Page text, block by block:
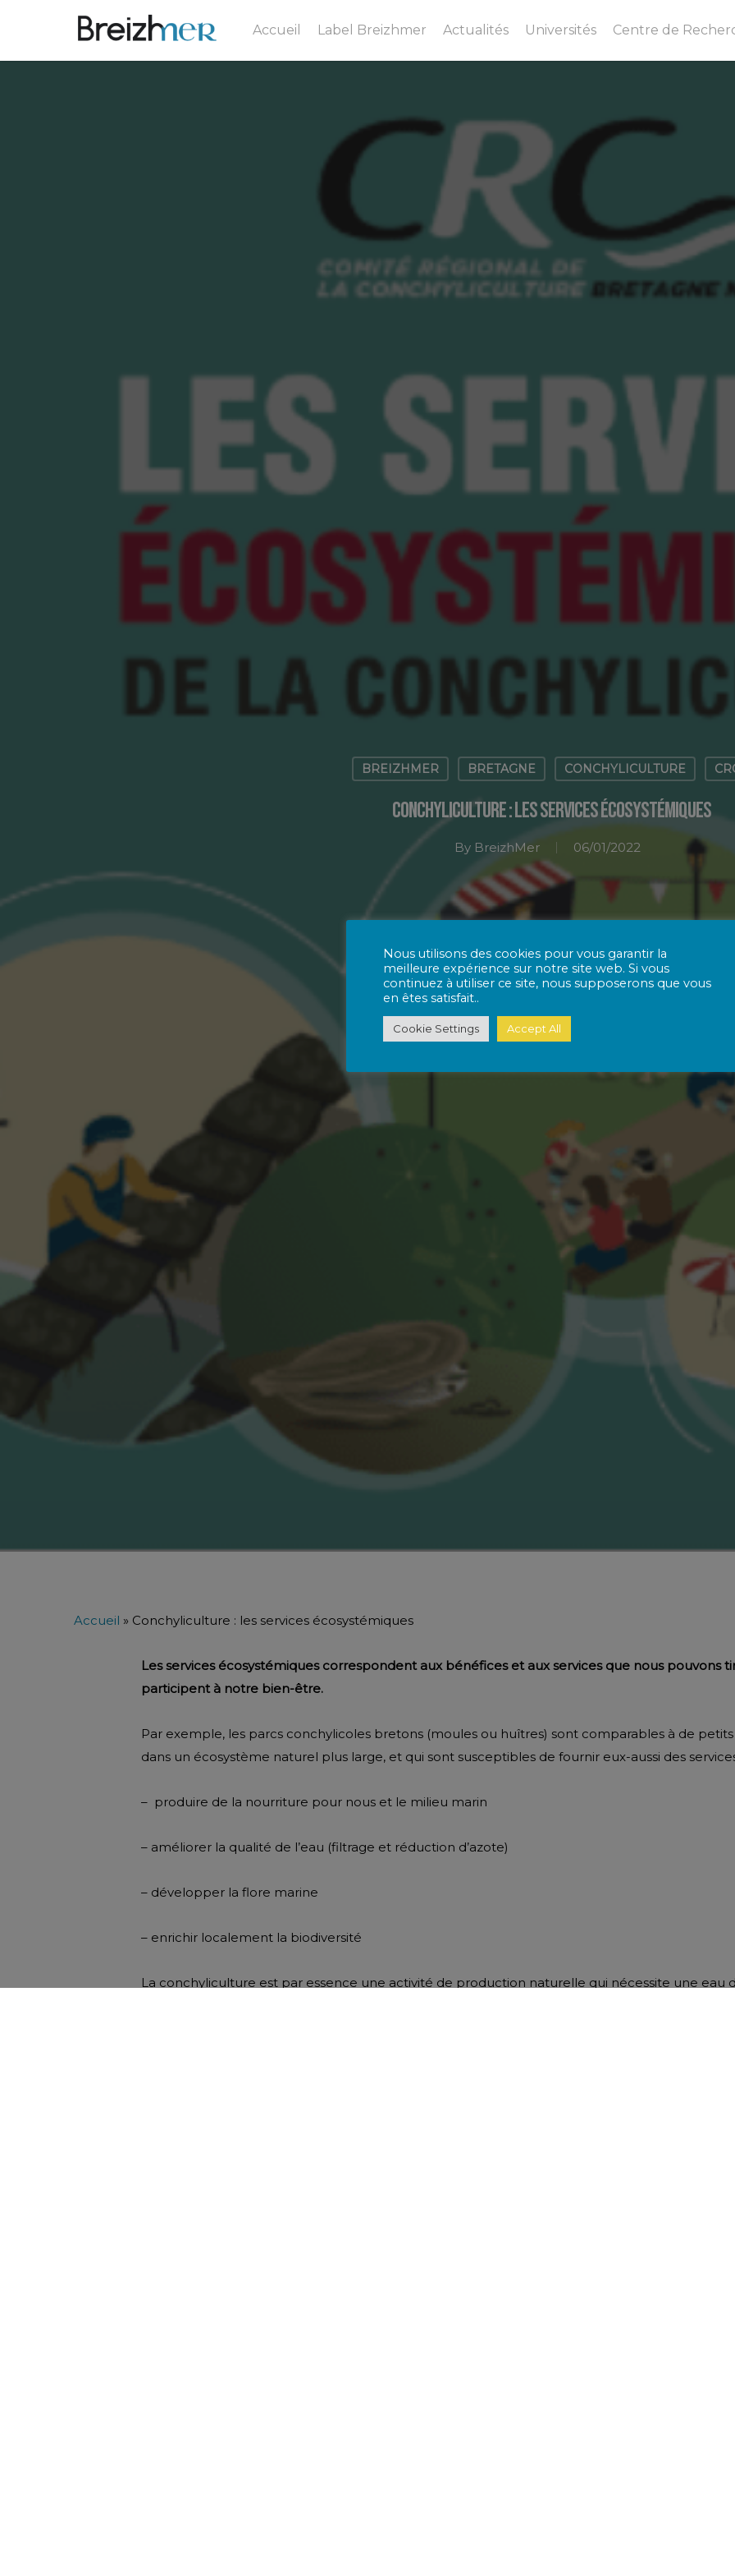
Accueil Label Breizhmer Actualités Universités Centre de
BREIZHMER BRETAGNE CONCHYLICULTURE
Conchyliculture : les services écosystémiques
By BreizhMer 06/01/2022
Accueil » Conchyliculture : les services écosystémiques
Les services écosystémiques correspondent aux bénéfices et aux services que nous pouvons
participent à notre bien-être.
Par exemple, les parcs conchylicoles bretons (moules ou huîtres) sont comparables à de
dans un écosystème naturel plus large, et qui sont susceptibles de fournir eux-aussi des
– produire de la nourriture pour nous et le milieu marin
– améliorer la qualité de l’eau (filtrage et réduction d’azote)
– développer la flore marine
– enrichir localement la biodiversité
La conchyliculture est par essence une activité de production naturelle qui nécessite une eau
Nous utilisons des cookies pour vous garantir la
meilleure expérience sur notre site web. Si vous
continuez à utiliser ce site, nous supposerons que vous
en êtes satisfait..
Cookie Settings Accept All